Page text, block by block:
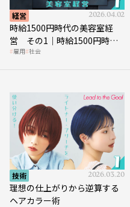
経営 2026.04.02
時給1500円時代の美容室経
営 その1｜時給1500円時代
へ向かう社会的背景
雇用 社会
技術 2026.03.20
理想の仕上がりから逆算する
ヘアカラー術